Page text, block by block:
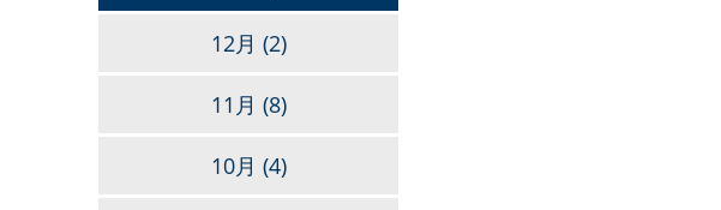
12月 (2)
11月 (8)
10月 (4)